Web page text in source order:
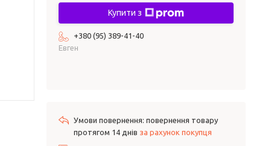
Купити з
+380 (95) 389-41-40
Евген
повернення товару
протягом 14 днів за рахунок покупця